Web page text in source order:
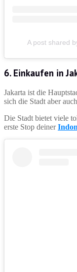
A post shared
6. Einkaufen in
Jakarta ist die
sich die Stadt aber
Die Stadt bietet viele
erste Stop deiner